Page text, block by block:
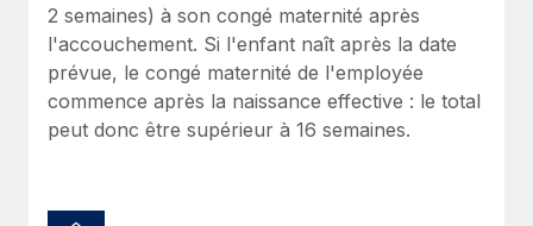
En savoir plus
Comment Phiture gère ses 55 employés
répartis dans 19 pays grâce à Remote
2 semaines) à son congé maternité après
l'accouchement. Si l'enfant naît après la date
prévue, le congé maternité de l'employée
commence après la naissance effective : le total
peut donc être supérieur à 16 semaines.